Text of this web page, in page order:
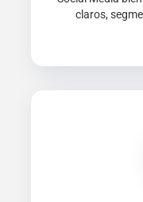
claros,